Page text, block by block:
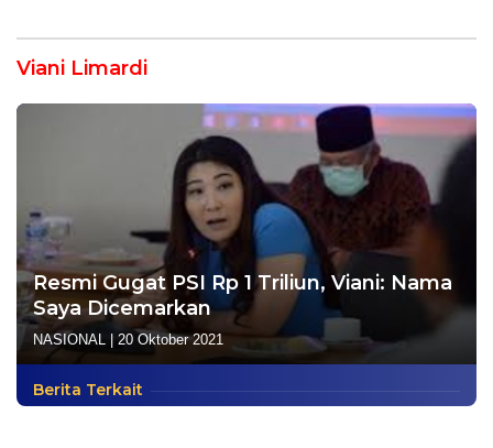
Viani Limardi
Resmi Gugat PSI Rp 1 Triliun, Viani: Nama
Saya Dicemarkan
NASIONAL 20 Oktober 2021
Berita Terkait